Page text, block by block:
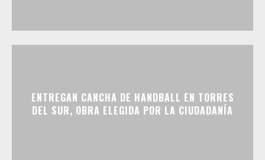
ENTREGAN CANCHA DE HANDBALL EN TORRES
DEL SUR, OBRA ELEGIDA POR LA CIUDADANÍA